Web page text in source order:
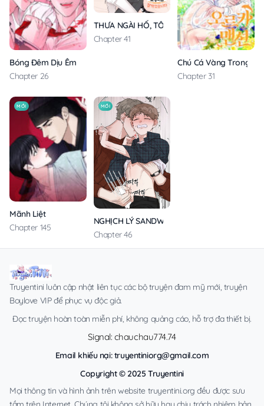
Bóng Đêm Dịu Êm
Chapter 26
THƯA NGÀI HỔ, TÔI ĐÃ ĂN RẤT NGON MIỆNG
Chapter 41
Chú Cá Vàng Trong
Chapter 31
MỚI
Mãnh Liệt
Chapter 145
MỚI
NGHỊCH LÝ SANDWICH
Chapter 46
Truyentini luôn cập nhật liên tục các bộ truyện đam mỹ mới, truyện
Boylove VIP để phục vụ độc giả.
Đọc truyện hoàn toàn miễn phí, không quảng cáo, hỗ trợ đa thiết bị.
Signal: chauchau774.74
Email khiếu nại:truyentiniorg@gmail.com
Copyright © 2025 Truyentini
Mọi thông tin và hình ảnh trên website truyentini.org đều được sưu